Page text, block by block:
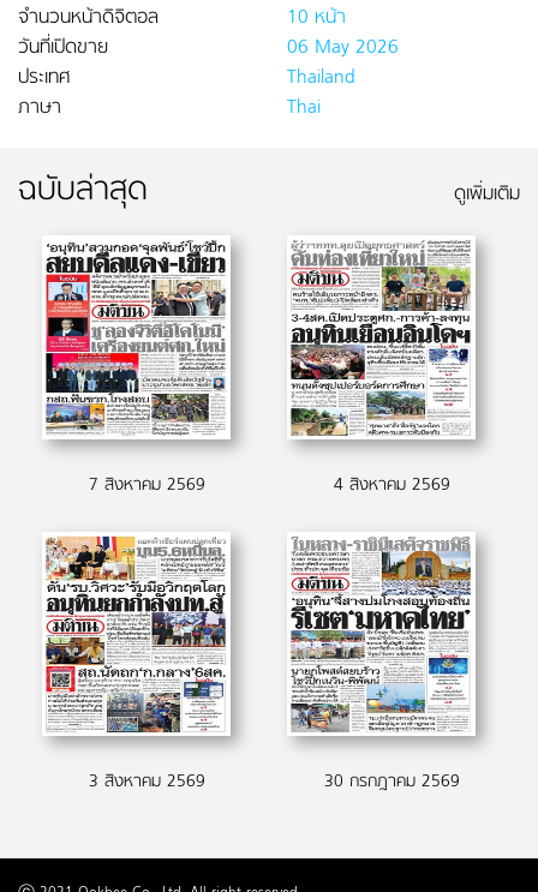
จำนวนหน้าดิจิตอล
10 หน้า
วันที่เปิดขาย
06 May 2026
ประเทศ
Thailand
ภาษา
Thai
ฉบับล่าสุด ดูเพิ่มเติม
7 สิงหาคม 2569 4 สิงหาคม 2569
3 สิงหาคม 2569 30 กรกฎาคม 2569